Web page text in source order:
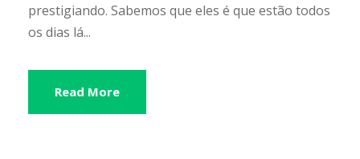
prestigiando. Sabemos que eles é que estão todos
os dias lá...
Read More